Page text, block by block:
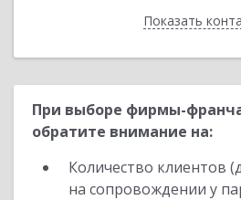
ПоказатьНазад
При выборе фирмы-
обратите внимание на:
Количество клиентов
на сопровождении у